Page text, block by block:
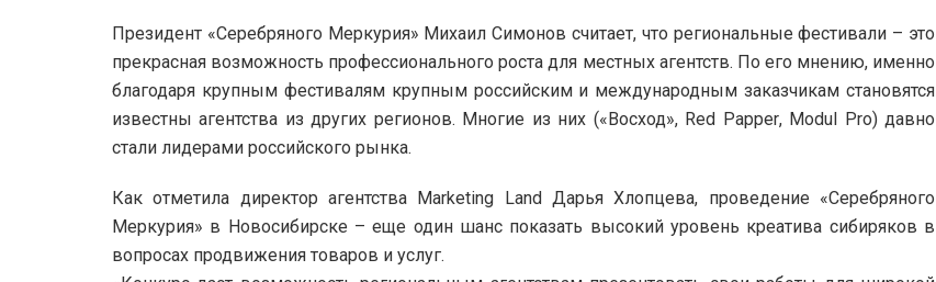
Президент «Серебряного Меркурия» Михаил Симонов считает, что региональные фестивали – это
прекрасная возможность профессионального роста для местных агентств. По его мнению, именно
благодаря крупным фестивалям крупным российским и международным заказчикам становятся
известны агентства из других регионов. Многие из них («Восход», Red Papper, Modul Pro) давно
стали лидерами российского рынка.
Как отметила директор агентства Marketing LandДарья Хлопцева, проведение «Серебряного
Меркурия» в Новосибирске – еще один шанс показать высокий уровень креатива сибиряков в
вопросах продвижения товаров и услуг.